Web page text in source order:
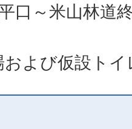
口～米山林道
および仮設トイ